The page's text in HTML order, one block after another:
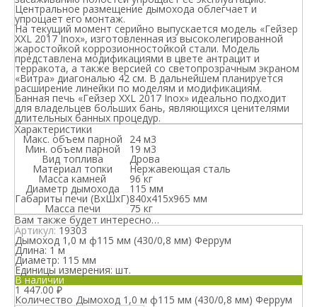
Центральное размещение дымохода облегчает и
упрощает его монтаж.
На текущий момент серийно выпускается модель «Гейзер
XXL 2017 Inox», изготовленная из высоколегированной
жаростойкой коррозионностойкой стали. Модель
представлена модификациями в цвете антрацит и
терракота, а также версией со светопрозрачным экраном
«Витра» диагональю 42 см. В дальнейшем планируется
расширение линейки по моделям и модификациям.
Банная печь «Гейзер XXL 2017 Inox» идеально подходит
для владельцев больших бань, являющихся ценителями
длительных банных процедур.
Характеристики
Макс. объем парной 24 м3
Мин. объем парной 19 м3
Вид топлива Дрова
Материал топки Нержавеющая сталь
Масса камней 96 кг
Диаметр дымохода 115 мм
Габариты печи (ВхШхГ)840х415х965 мм
Масса печи
75 кг
Вам также будет интересно…
Артикул:19303
Дымоход 1,0 м ф115 мм (430/0,8 мм) Феррум
Длина: 1 м
Диаметр: 115 мм
Единицы измерения: шт.
В наличии
1 447.00₽
Количество Дымоход 1,0 м ф115 мм (430/0,8 мм) Феррум